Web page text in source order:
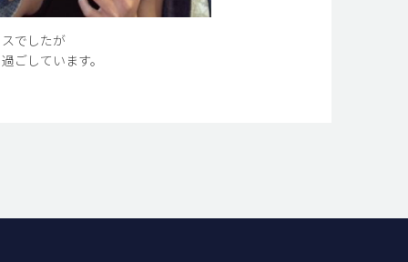
でしたが
ごしています。